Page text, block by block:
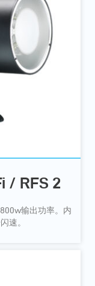
/ RFS 2
输出功率。内
速。